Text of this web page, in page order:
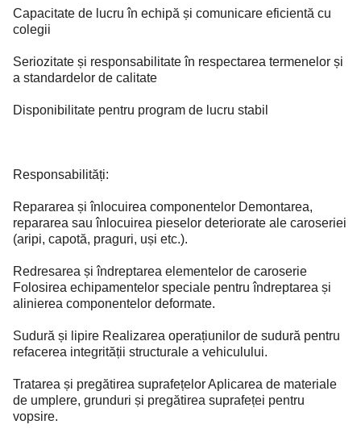
Capacitate de lucru în echipă și comunicare eficientă cu
colegii
Seriozitate și responsabilitate în respectarea termenelor și
a standardelor de calitate
Disponibilitate pentru program de lucru stabil
Responsabilități:
Repararea și înlocuirea componentelor Demontarea,
repararea sau înlocuirea pieselor deteriorate ale caroseriei
(aripi, capotă, praguri, uși etc.).
Redresarea și îndreptarea elementelor de caroserie
Folosirea echipamentelor speciale pentru îndreptarea și
alinierea componentelor deformate.
Sudură și lipire Realizarea operațiunilor de sudură pentru
refacerea integrității structurale a vehiculului.
Tratarea și pregătirea suprafețelor Aplicarea de materiale
de umplere, grunduri și pregătirea suprafeței pentru
vopsire.